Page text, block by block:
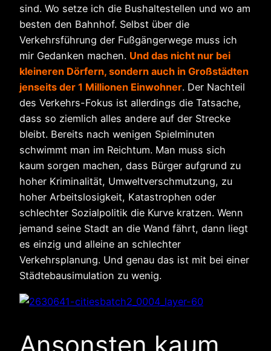
sind. Wo setze ich die Bushaltestellen und wo am
besten den Bahnhof. Selbst über die
Verkehrsführung der Fußgängerwege muss ich
mir Gedanken machen. Und das nicht nur bei
kleineren Dörfern, sondern auch in Großstädten
jenseits der 1 Millionen Einwohner. Der Nachteil
des Verkehrs-Fokus ist allerdings die Tatsache,
dass so ziemlich alles andere auf der Strecke
bleibt. Bereits nach wenigen Spielminuten
schwimmt man im Reichtum. Man muss sich
kaum sorgen machen, dass Bürger aufgrund zu
hoher Kriminalität, Umweltverschmutzung, zu
hoher Arbeitslosigkeit, Katastrophen oder
schlechter Sozialpolitik die Kurve kratzen. Wenn
jemand seine Stadt an die Wand fährt, dann liegt
es einzig und alleine an schlechter
Verkehrsplanung. Und genau das ist mit bei einer
Städtebausimulation zu wenig.